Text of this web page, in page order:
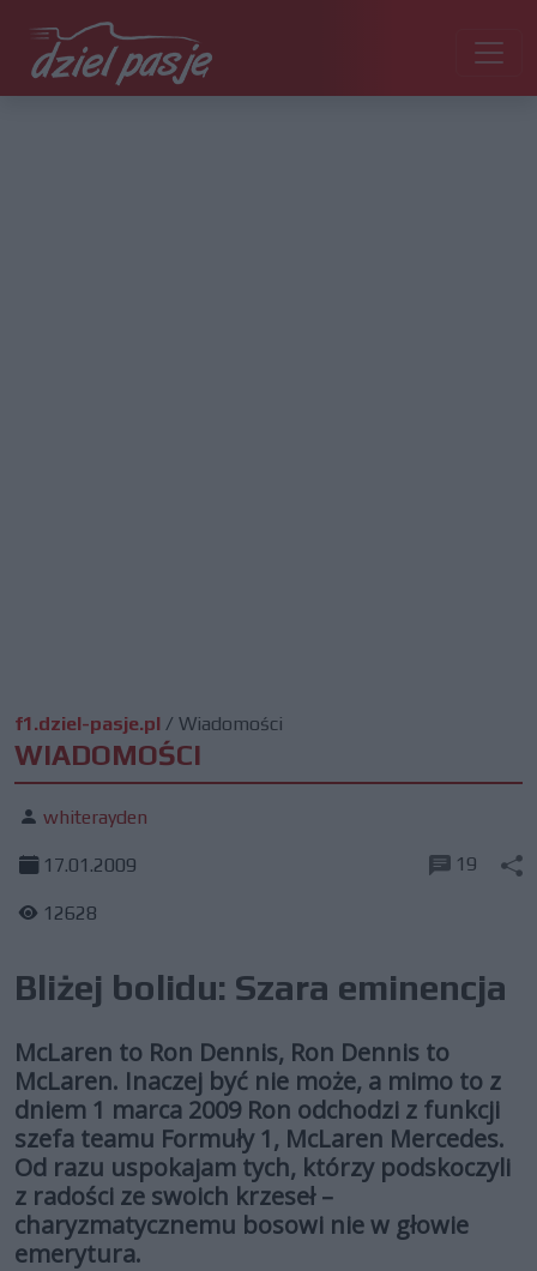
f1.dziel-pasje.pl / Wiadomości
WIADOMOŚCI
whiterayden
17.01.2009
12628
19
Bliżej bolidu: Szara eminencja
McLaren to Ron Dennis, Ron Dennis to
McLaren. Inaczej być nie może, a mimo to z
dniem 1 marca 2009 Ron odchodzi z funkcji
szefa teamu Formuły 1, McLaren Mercedes.
Od razu uspokajam tych, którzy podskoczyli
z radości ze swoich krzeseł –
charyzmatycznemu bosowi nie w głowie
emerytura.